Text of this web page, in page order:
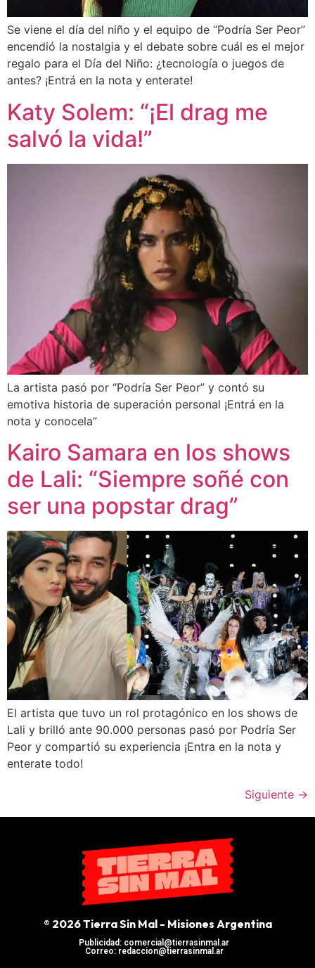
Se viene el día del niño y el equipo de “Podría Ser Peor”
encendió la nostalgia y el debate sobre cuál es el mejor
regalo para el Día del Niño: ¿tecnología o juegos de
antes? ¡Entrá en la nota y enterate!
Katy Solem: “¡El drag me
salvó la vida!”
La artista pasó por “Podría Ser Peor” y contó su
emotiva historia de superación personal ¡Entrá en la
nota y conocela”
Kairo Samara en los shows
de Lali: “Siempre soñé con
ser una popstar drag”
El artista que tuvo un rol protagónico en los shows de
Lali y brilló ante 90.000 personas pasó por Podría Ser
Peor y compartió su experiencia ¡Entra en la nota y
enterate todo!
Siguiente →
® 2026 Tierra Sin Mal - Misiones Argentina
Publicidad: comercial@tierrasinmal.ar
Correo: redaccion@tierrasinmal.ar